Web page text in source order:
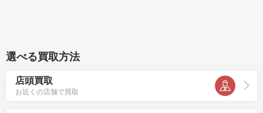
選べる買取方法
店頭買取
お近くの店舗で買取